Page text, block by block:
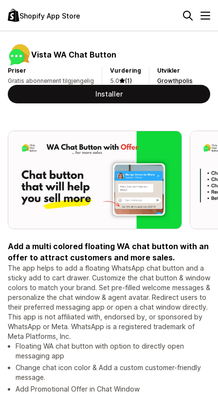
Shopify App Store
Vista WA Chat Button
Priser
Gratis abonnement tilgjengelig
Vurdering
5.0
(1)
Utvikler
Growthpolis
Installer
Add a multi colored floating WA chat button with an
offer to attract customers and more sales.
The app helps to add a floating WhatsApp chat button and a
sticky add to cart drawer. Customize the chat button & window
colors to match your brand. Set pre-filled welcome messages &
personalize the chat window & agent avatar. Redirect users to
their preferred messaging app or open a chat window directly.
This app is not affiliated with, endorsed by, or sponsored by
WhatsApp or Meta. WhatsApp is a registered trademark of
Meta Platforms, Inc.
Floating WA chat button with option to directly open
messaging app
Change chat icon color & Add a custom customer-friendly
message.
Add Promotional Offer in Chat Window